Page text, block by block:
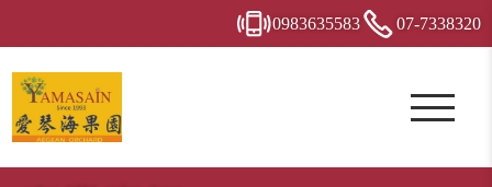
0983635583 07-7338320